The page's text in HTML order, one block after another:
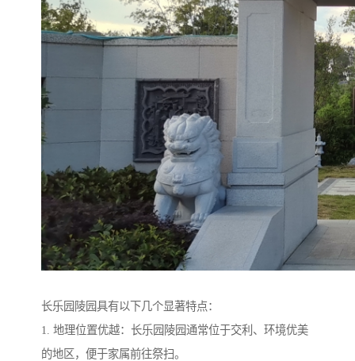
长乐园陵园具有以下几个显著特点：
1. 地理位置优越：长乐园陵园通常位于交利、环境优美
的地区，便于家属前往祭扫。